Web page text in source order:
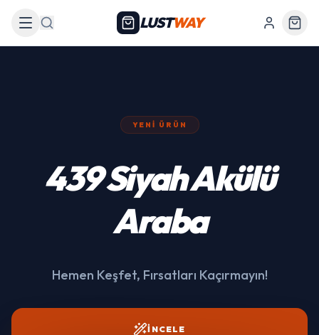
Arama LUSTWAY
YENI ÜRÜN
439 Siyah Akülü
Araba
Hemen Keşfet, Fırsatları Kaçırmayın!
İNCELE